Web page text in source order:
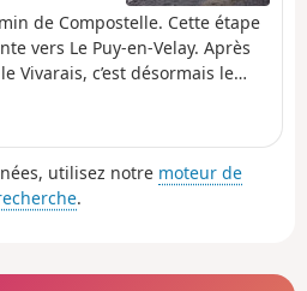
de Compostelle. Cette étape
vers Le Puy-en-Velay. Après
Vivarais, c’est désormais le
peu plus de 25 km est un éloge
que dans les paysages.
utilisez notre moteur de
.